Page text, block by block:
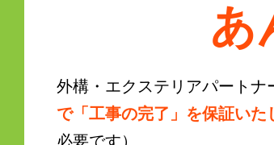
あ
外構・エクステリアパートナ
で「工事の完了」を保証いた
必要です）